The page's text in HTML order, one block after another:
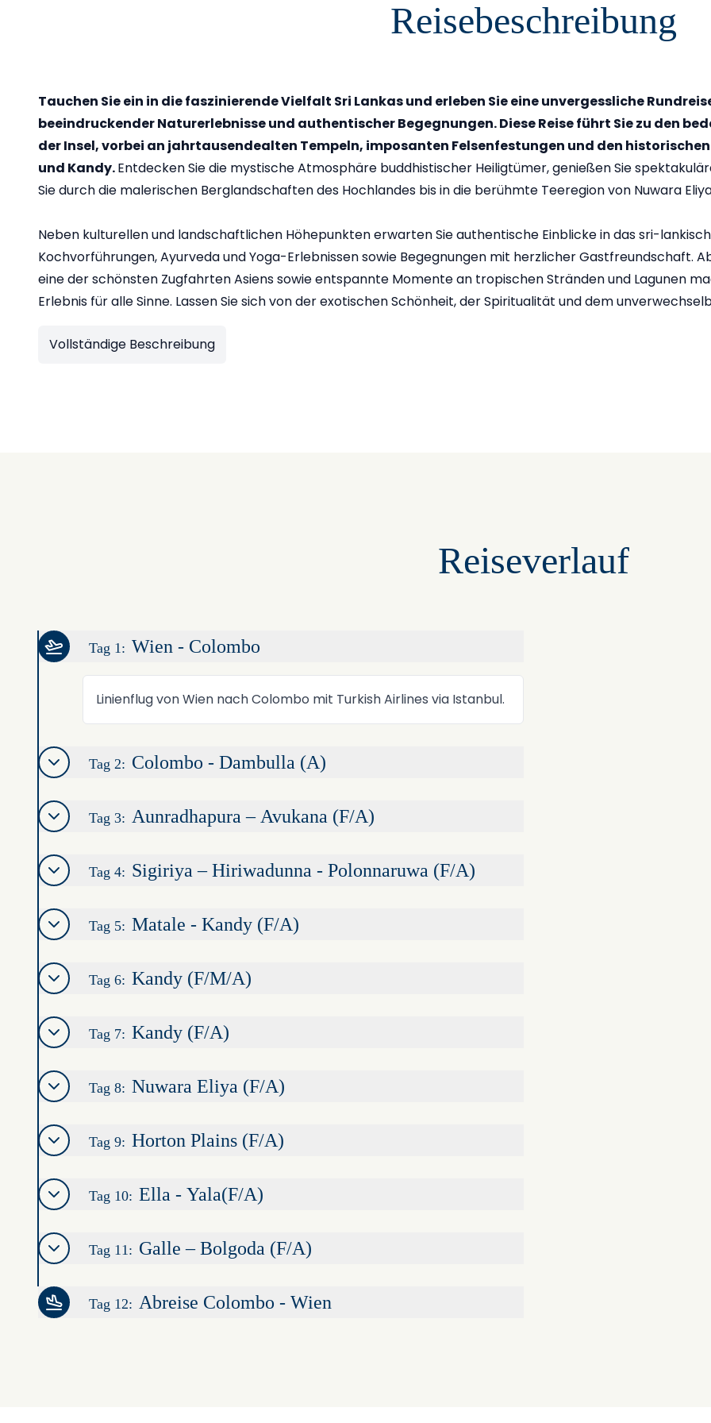
Reisebeschreibung
Tauchen Sie ein in die faszinierende Vielfalt Sri Lankas und erleben Sie eine unvergessliche
beeindruckender Naturerlebnisse und authentischer Begegnungen. Diese Reise führt Sie zu den
der Insel, vorbei an jahrtausendealten Tempeln, imposanten Felsenfestungen und den
und Kandy.Entdecken Sie die mystische Atmosphäre buddhistischer Heiligtümer, genießen Sie
Sie durch die malerischen Berglandschaften des Hochlandes bis in die berühmte Teeregion von Nuwara
Neben kulturellen und landschaftlichen Höhepunkten erwarten Sie authentische Einblicke in das sri-
Kochvorführungen, Ayurveda und Yoga-Erlebnissen sowie Begegnungen mit herzlicher Gastfreundschaft.
eine der schönsten Zugfahrten Asiens sowie entspannte Momente an tropischen Stränden und Lagunen
Erlebnis für alle Sinne. Lassen Sie sich von der exotischen Schönheit, der Spiritualität und dem
Vollständige Beschreibung
Reiseverlauf
Tag 1: Wien - Colombo
Linienflug von Wien nach Colombo mit Turkish Airlines via Istanbul.
Tag 2: Colombo - Dambulla (A)
Tag 3: Aunradhapura – Avukana (F/A)
Tag 4: Sigiriya – Hiriwadunna - Polonnaruwa (F/A)
Tag 5: Matale - Kandy (F/A)
Tag 6: Kandy (F/M/A)
Tag 7: Kandy (F/A)
Tag 8: Nuwara Eliya (F/A)
Tag 9: Horton Plains (F/A)
Tag 10: Ella - Yala(F/A)
Tag 11: Galle – Bolgoda (F/A)
Tag 12: Abreise Colombo - Wien